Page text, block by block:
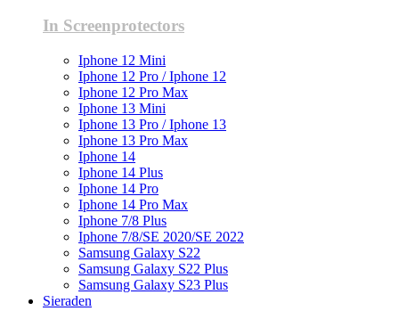
In Screenprotectors
Iphone 12 Mini
Iphone 12 Pro / Iphone 12
Iphone 12 Pro Max
Iphone 13 Mini
Iphone 13 Pro / Iphone 13
Iphone 13 Pro Max
Iphone 14
Iphone 14 Plus
Iphone 14 Pro
Iphone 14 Pro Max
Iphone 7/8 Plus
Iphone 7/8/SE 2020/SE 2022
Samsung Galaxy S22
Samsung Galaxy S22 Plus
Samsung Galaxy S23 Plus
Sieraden